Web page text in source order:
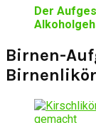
Der
Birnen-